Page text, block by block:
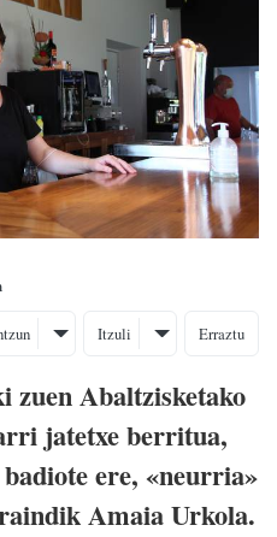
Itzuli Erraztu
zuen Abaltzisketako
jatetxe berritua,
ere, «neurria»
Amaia Urkola.